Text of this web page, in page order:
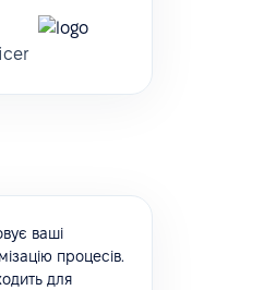
ваші
процесів.
для